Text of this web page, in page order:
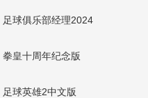
足球俱乐部经理2024
拳皇十周年纪念版
足球英雄2中文版